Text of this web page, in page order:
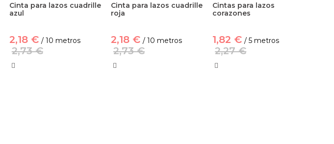
Cinta para lazos cuadrille
azul
2,18 € / 10 metros
2,73 €
Cinta para lazos cuadrille
roja
2,18 € / 10 metros
2,73 €
Cintas para lazos
corazones
1,82 € / 5 metros
2,27 €